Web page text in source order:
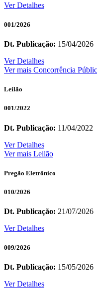
Ver Detalhes
001/2026
Dt. Publicação: 15/04/2026
Ver Detalhes
Ver mais Concorrência
Leilão
001/2022
Dt. Publicação: 11/04/2022
Ver Detalhes
Ver mais Leilão
Pregão Eletrônico
010/2026
Dt. Publicação: 21/07/2026
Ver Detalhes
009/2026
Dt. Publicação: 15/05/2026
Ver Detalhes